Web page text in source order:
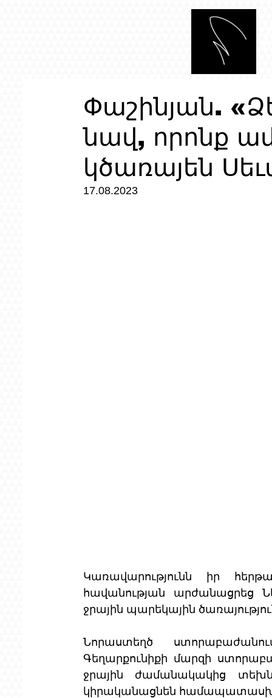
Փաշինյան.
նավ, որոնք
կծառայեն
17.08.2023
Կառավարությունն իր
հավանության արժանացրեց
ջրային պարեկային
Նորաստեղծ
Գեղարքունիքի մարզի
ջրային ժամանակակից
կիրականացնեն